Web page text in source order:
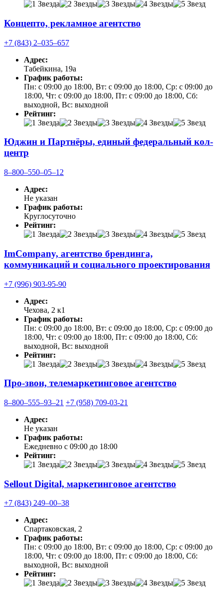
Концепто, рекламное агентство
+7 (843) 2‒035‒657
Адрес:
Табейкина, 19а
График работы:
Пн: с 09:00 до 18:00, Вт: с 09:00 до 18:00, Ср: с 09:00 до
18:00, Чт: с 09:00 до 18:00, Пт: с 09:00 до 18:00, Сб:
выходной, Вс: выходной
Рейтинг:
Юджин и Партнёры, единый федеральный кол-
центр
8‒800‒550‒05‒12
Адрес:
Не указан
График работы:
Круглосуточно
Рейтинг:
ImCompany, агентство брендинга,
коммуникаций и социального проектирования
+7 (996) 903-95-90
Адрес:
Чехова, 2 к1
График работы:
Пн: с 09:00 до 18:00, Вт: с 09:00 до 18:00, Ср: с 09:00 до
18:00, Чт: с 09:00 до 18:00, Пт: с 09:00 до 18:00, Сб:
выходной, Вс: выходной
Рейтинг:
Про-звон, телемаркетинговое агентство
8‒800‒555‒93‒21 +7 (958) 709-03-21
Адрес:
Не указан
График работы:
Ежедневно с 09:00 до 18:00
Рейтинг:
Sellout Digital, маркетинговое агентство
+7 (843) 249‒00‒38
Адрес:
Спартаковская, 2
График работы:
Пн: с 09:00 до 18:00, Вт: с 09:00 до 18:00, Ср: с 09:00 до
18:00, Чт: с 09:00 до 18:00, Пт: с 09:00 до 18:00, Сб:
выходной, Вс: выходной
Рейтинг: